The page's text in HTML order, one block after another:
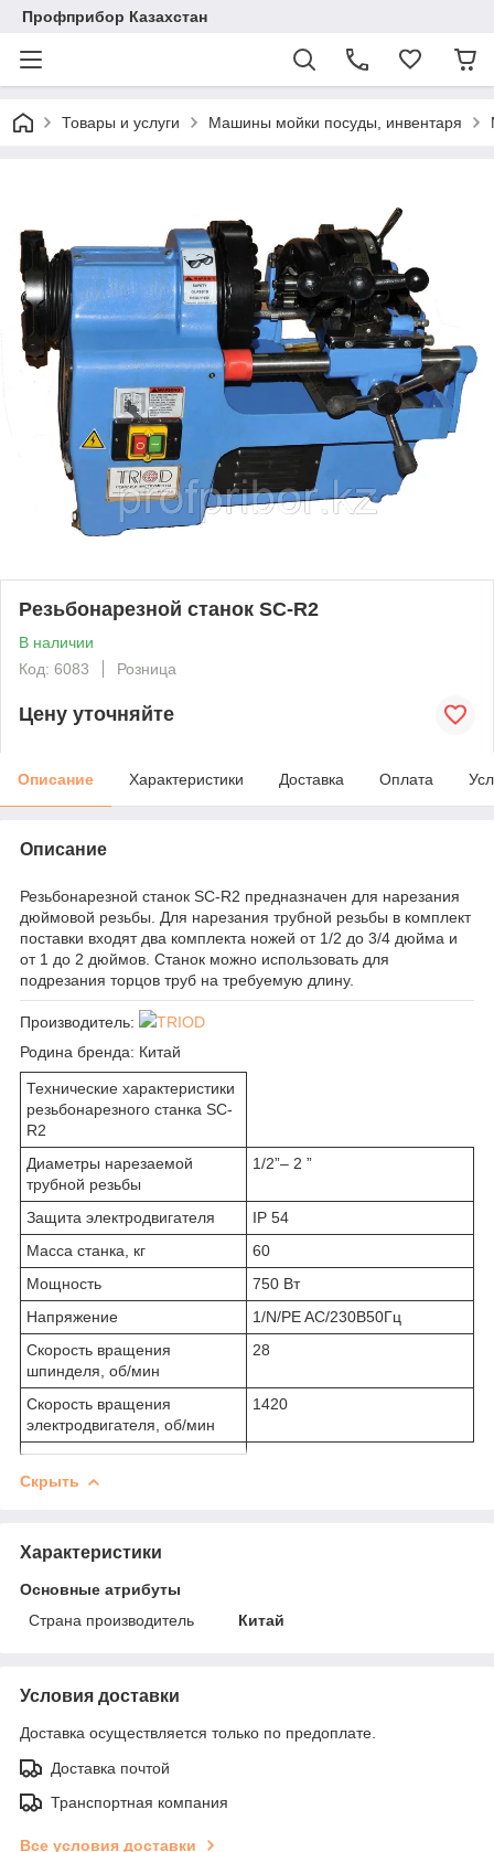
Профприбор Казахстан
Товары и услуги Машины мойки посуды, инвентаря
Резьбонарезной станок SC-R2
В наличии
Код: 6083
Розница
Цену уточняйте
Описание Характеристики Доставка Оплата
Описание
Резьбонарезной станок SC-R2 предназначен для нарезания
дюймовой резьбы. Для нарезания трубной резьбы в комплект
поставки входят два комплекта ножей от 1/2 до 3/4 дюйма и
от 1 до 2 дюймов. Станок можно использовать для
подрезания торцов труб на требуемую длину.
Производитель:
TRIOD
Родина бренда: Китай
Технические характеристики
резьбонарезного станка SC-
R2
Диаметры нарезаемой
трубной резьбы
1/2”– 2 ”
Защита электродвигателя
IP 54
Масса станка, кг
60
Мощность
750 Вт
Напряжение
1/N/PE AC/230В50Гц
Скорость вращения
шпинделя, об/мин
28
Скорость вращения
электродвигателя, об/мин
1420
Скрыть
Характеристики
Основные атрибуты
Страна производитель
Китай
Условия доставки
Доставка осуществляется только по предоплате.
Доставка почтой
Транспортная компания
Все условия доставки